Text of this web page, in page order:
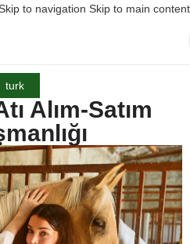
to navigation Skip to main content
turk
Alım-Satım